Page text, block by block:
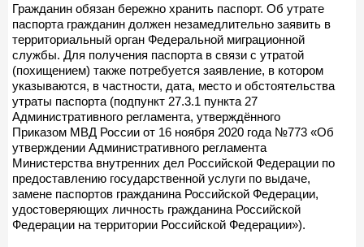
Гражданин обязан бережно хранить паспорт. Об утрате
паспорта гражданин должен незамедлительно заявить в
территориальный орган Федеральной миграционной
службы. Для получения паспорта в связи с утратой
(похищением) также потребуется заявление, в котором
указываются, в частности, дата, место и обстоятельства
утраты паспорта (подпункт 27.3.1 пункта 27
Административного регламента, утверждённого
Приказом МВД России от 16 ноября 2020 года №773 «Об
утверждении Административного регламента
Министерства внутренних дел Российской Федерации по
предоставлению государственной услуги по выдаче,
замене паспортов гражданина Российской Федерации,
удостоверяющих личность гражданина Российской
Федерации на территории Российской Федерации»).